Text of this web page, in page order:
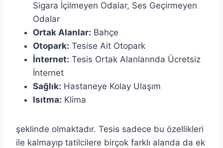
Sigara İçilmeyen Odalar, Ses Geçirmeyen
Odalar
Ortak Alanlar: Bahçe
Otopark: Tesise Ait Otopark
İnternet: Tesis Ortak Alanlarında Ücretsiz
İnternet
Sağlık: Hastaneye Kolay Ulaşım
Isıtma: Klima
şeklinde olmaktadır. Tesis sadece bu özellikleri
ile kalmayıp tatilcilere birçok farklı alanda da ek